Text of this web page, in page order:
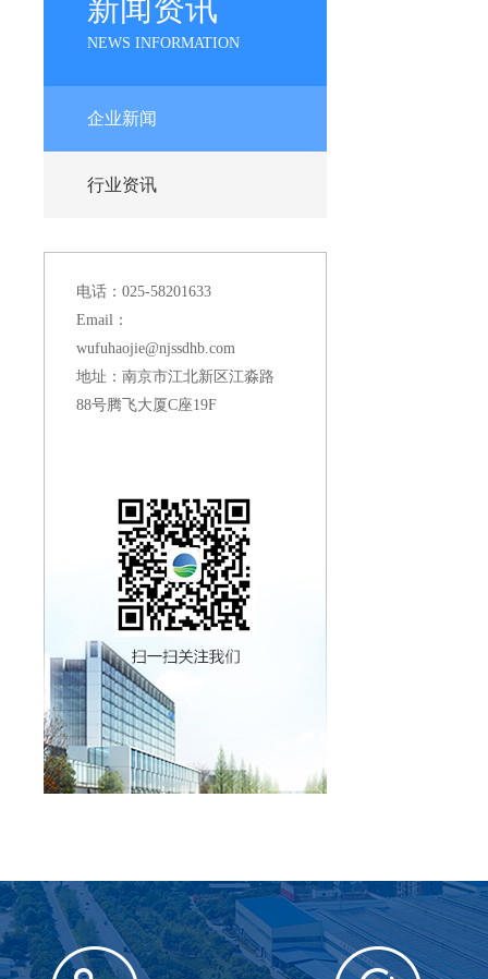
新闻资讯
NEWS INFORMATION
企业新闻
行业资讯
电话：025-58201633
Email：
wufuhaojie@njssdhb.com
地址：南京市江北新区江淼路
88号腾飞大厦C座19F